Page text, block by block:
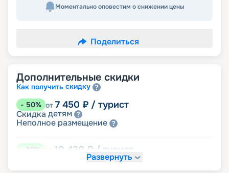
Моментально оповестим о снижении цены
Поделиться
Дополнительные скидки
Как получить скидку
- 50% от 7 450 ₽ / турист
Скидка детям
Неполное размещение
30% 10 430 ₽ / турист
Скидки за размещение на дополнительных
Развернуть